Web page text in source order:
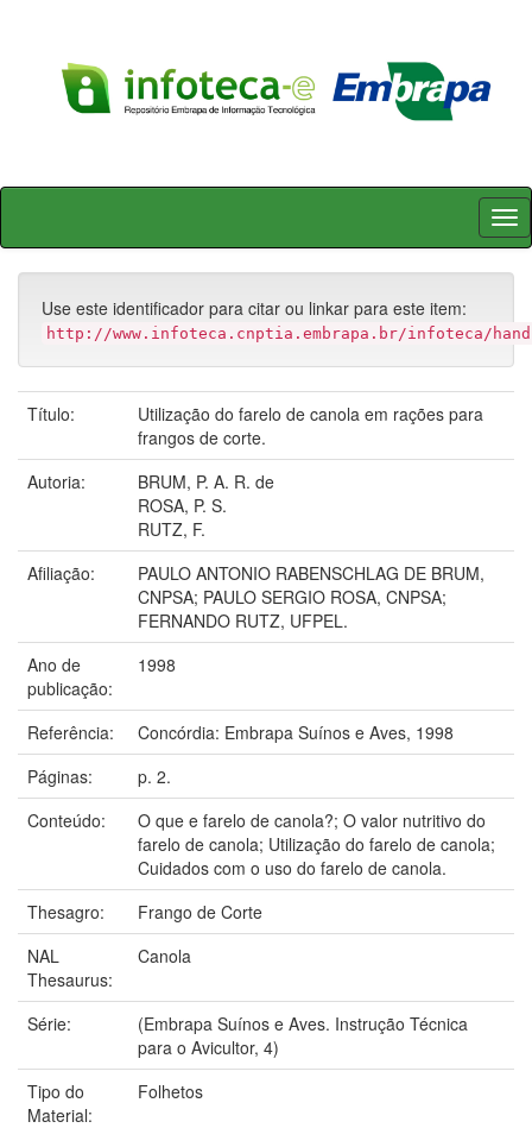
Skip
Use este identificador para citar ou linkar para este item:
http://www.infoteca.cnptia.embrapa.br/infoteca/
Título:
Utilização do farelo de canola em rações para
frangos de corte.
Autoria:
BRUM, P. A. R. de
ROSA, P. S.
RUTZ, F.
Afiliação:
PAULO ANTONIO RABENSCHLAG DE BRUM,
CNPSA; PAULO SERGIO ROSA, CNPSA;
FERNANDO RUTZ, UFPEL.
Ano de
publicação:
1998
Referência:
Concórdia: Embrapa Suínos e Aves, 1998
Páginas:
p. 2.
Conteúdo:
O que e farelo de canola?; O valor nutritivo do
farelo de canola; Utilização do farelo de canola;
Cuidados com o uso do farelo de canola.
Thesagro:
Frango de Corte
NAL
Thesaurus:
Canola
Série:
(Embrapa Suínos e Aves. Instrução Técnica
para o Avicultor, 4)
Tipo do
Material:
Folhetos